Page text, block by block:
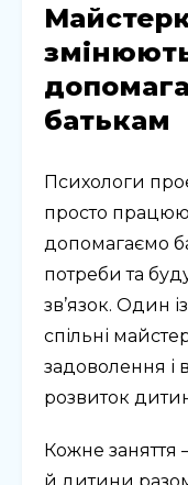
батькам
Психологи
просто
допомагаємо
потреби та
зв’язок. Один
спільні
задоволення і
розвиток
Кожне